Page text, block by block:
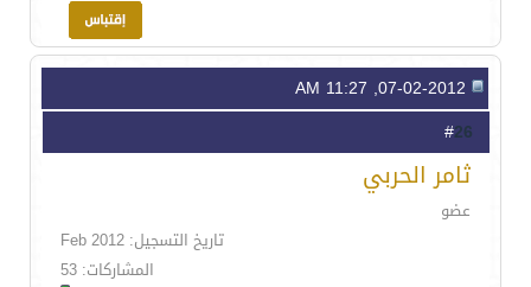
26
ثامر الحربي
عضو
تاريخ التسجيل: Feb 2012
المشاركات: 53